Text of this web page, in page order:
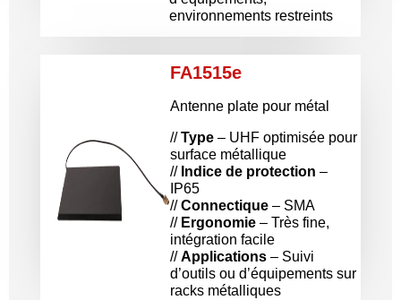
environnements restreints
FA1515e
Antenne plate pour métal
//Type – UHF optimisée pour
surface métallique
// Indice de protection –
IP65
//Connectique – SMA
// Ergonomie – Très fine,
intégration facile
//Applications – Suivi
d’outils ou d’équipements sur
racks métalliques